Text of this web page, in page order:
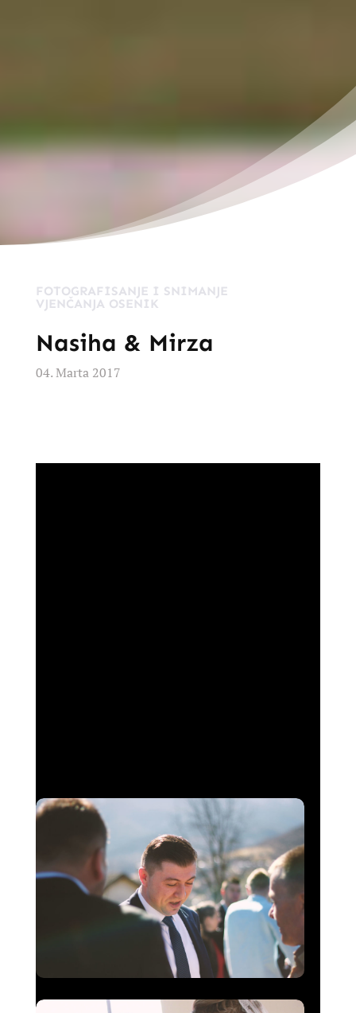
FOTOGRAFISANJE I SNIMANJE
VJENČANJA OSENIK
Nasiha & Mirza
04. Marta 2017